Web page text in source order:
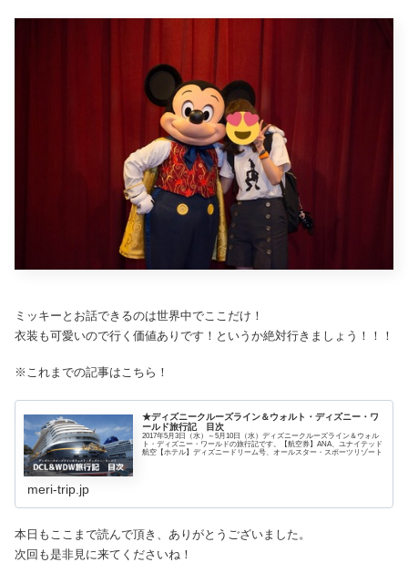
ミッキーとお話できるのは世界中でここだけ！
衣装も可愛いので行く価値ありです！というか絶対行きましょう！！！
※これまでの記事はこちら！
★ディズニークルーズライン＆ウォルト・ディズニー・ワ
ールド旅行記 目次
2017年5月3日（水）～5月10日（水）ディズニークルーズライン＆ウォル
ト・ディズニー・ワールドの旅行記です。【航空券】ANA、ユナイテッド
航空【ホテル】ディズニードリーム号、オールスター・スポーツリゾート
meri-trip.jp
本日もここまで読んで頂き、ありがとうございました。
次回も是非見に来てくださいね！